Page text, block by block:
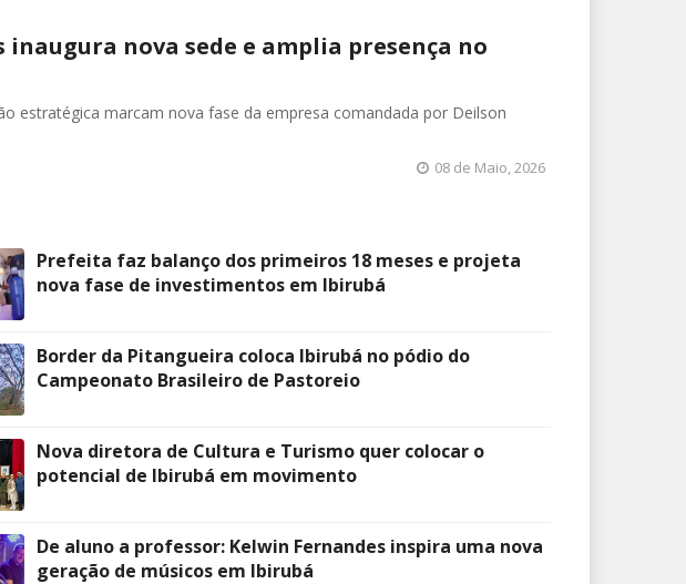
nova sede e amplia presença no
estratégica marcam nova fase da empresa comandada por Deilson
08 de Maio, 2026
Prefeita faz balanço dos primeiros 18 meses e projeta
nova fase de investimentos em Ibirubá
Border da Pitangueira coloca Ibirubá no pódio do
Campeonato Brasileiro de Pastoreio
Nova diretora de Cultura e Turismo quer colocar o
potencial de Ibirubá em movimento
De aluno a professor: Kelwin Fernandes inspira uma nova
geração de músicos em Ibirubá